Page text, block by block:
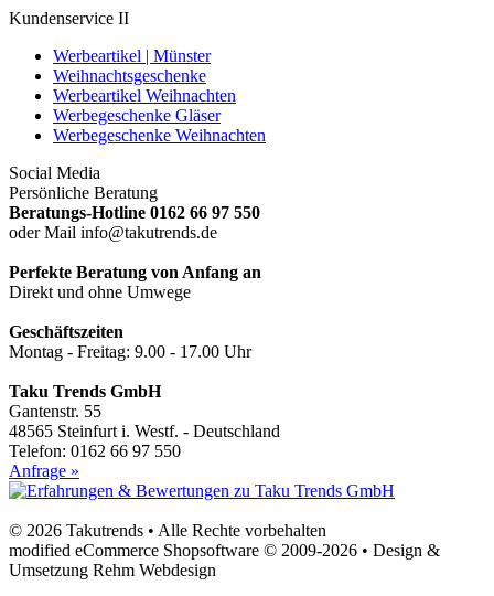
Kundenservice II
Werbeartikel | Münster
Weihnachtsgeschenke
Werbeartikel Weihnachten
Werbegeschenke Gläser
Werbegeschenke Weihnachten
Social Media
Persönliche Beratung
Beratungs-Hotline 0162 66 97 550
oder Mail info@takutrends.de
Perfekte Beratung von Anfang an
Direkt und ohne Umwege
Geschäftszeiten
Montag - Freitag: 9.00 - 17.00 Uhr
Taku Trends GmbH
Gantenstr. 55
48565 Steinfurt i. Westf. - Deutschland
Telefon: 0162 66 97 550
Anfrage »
© 2026 Takutrends • Alle Rechte vorbehalten
modified eCommerce Shopsoftware © 2009-2026 • Design &
Umsetzung Rehm Webdesign